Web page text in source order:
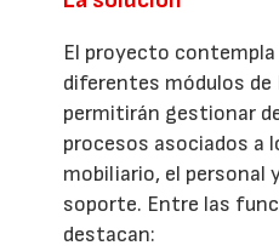
El proyecto
diferentes módulos de
permitirán gestionar
procesos asociados a
mobiliario, el personal
soporte. Entre las
destacan: